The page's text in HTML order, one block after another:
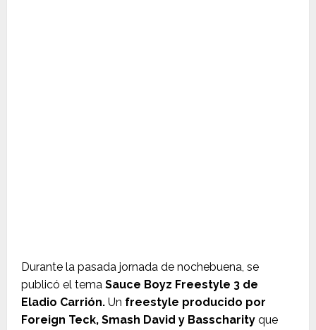
Durante la pasada jornada de nochebuena, se
publicó el tema Sauce Boyz Freestyle 3 de
Eladio Carrión. Un freestyle producido por
Foreign Teck, Smash David y Basscharity que